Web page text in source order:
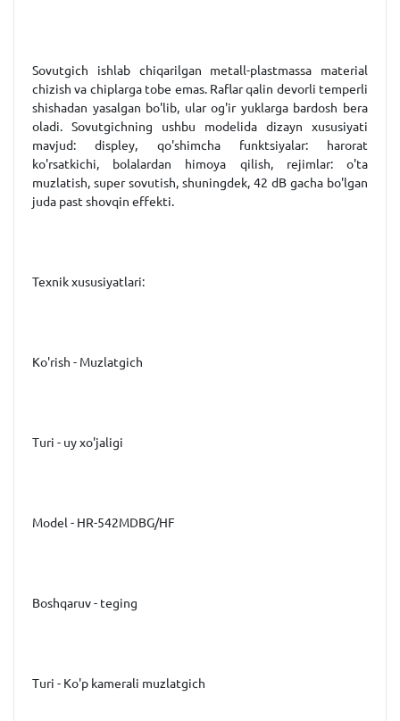
Sovutgich ishlab chiqarilgan metall-plastmassa material
chizish va chiplarga tobe emas. Raflar qalin devorli temperli
shishadan yasalgan bo'lib, ular og'ir yuklarga bardosh bera
oladi. Sovutgichning ushbu modelida dizayn xususiyati
mavjud: displey, qo'shimcha funktsiyalar: harorat
ko'rsatkichi, bolalardan himoya qilish, rejimlar: o'ta
muzlatish, super sovutish, shuningdek, 42 ​​dB gacha bo'lgan
juda past shovqin effekti.
Texnik xususiyatlari:
Ko'rish - Muzlatgich
Turi - uy xo'jaligi
Model - HR-542MDBG/HF
Boshqaruv - teging
Turi - Ko'p kamerali muzlatgich